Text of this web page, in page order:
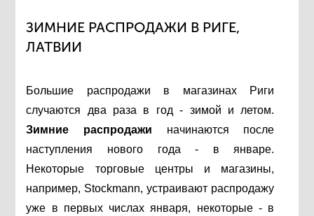
ЗИМНИЕ РАСПРОДАЖИ В РИГЕ,
ЛАТВИИ
Большие распродажи в магазинах Риги
случаются два раза в год - зимой и летом.
Зимние распродажи начинаются после
наступления нового года - в январе.
Некоторые торговые центры и магазины,
например, Stockmann, устраивают распродажу
уже в первых числах января, некоторые - в